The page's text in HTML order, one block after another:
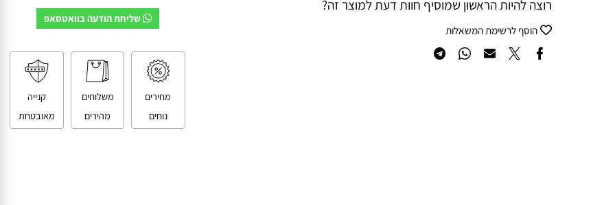
רוצה להיות הראשון שמוסיף חוות דעת למוצר זה?
הוסף לרשימת המשאלות
מחירים משלוחים קנייה